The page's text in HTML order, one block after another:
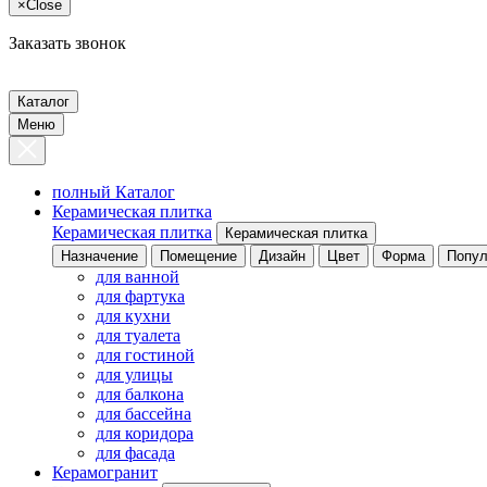
×Close
Заказать звонок
Каталог
Меню
полный Каталог
Керамическая плитка
Керамическая плитка
Керамическая плитка
Назначение
Помещение Дизайн Цвет Форма
для ванной
для фартука
для кухни
для туалета
для гостиной
для улицы
для балкона
для бассейна
для коридора
для фасада
Керамогранит